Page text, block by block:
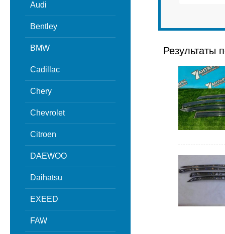
Audi
Bentley
BMW
Cadillac
Chery
Chevrolet
Citroen
DAEWOO
Daihatsu
EXEED
FAW
Результаты